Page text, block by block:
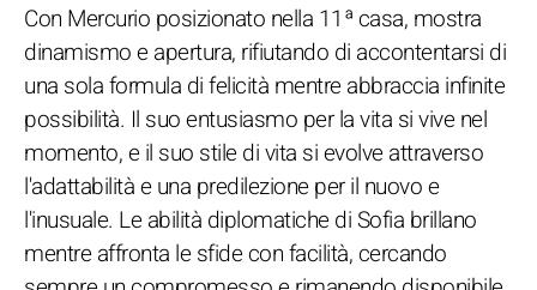
Con Mercurio posizionato nella 11ª casa, mostra
dinamismo e apertura, rifiutando di accontentarsi di
una sola formula di felicità mentre abbraccia infinite
possibilità. Il suo entusiasmo per la vita si vive nel
momento, e il suo stile di vita si evolve attraverso
l'adattabilità e una predilezione per il nuovo e
l'inusuale. Le abilità diplomatiche di Sofia brillano
mentre affronta le sfide con facilità, cercando